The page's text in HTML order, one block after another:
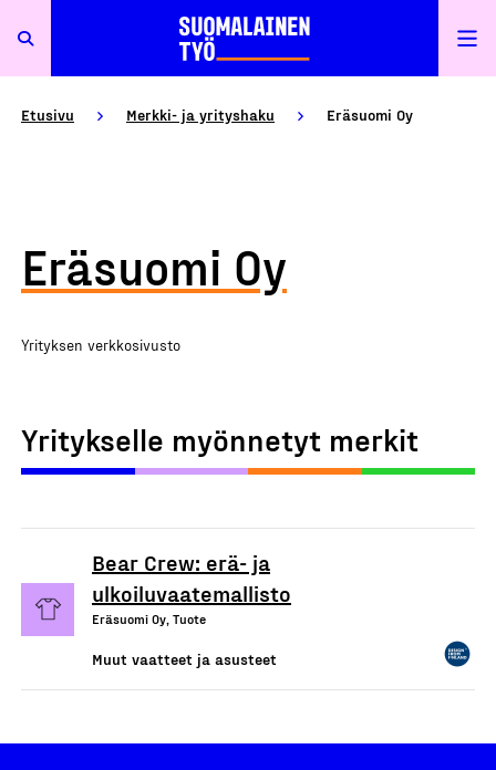
Etusivu Merkki- ja yrityshaku Eräsuomi Oy
Eräsuomi Oy
Yrityksen verkkosivusto
Yritykselle myönnetyt merkit
Bear Crew: erä- ja
ulkoiluvaatemallisto
Eräsuomi Oy, Tuote
Muut vaatteet ja asusteet